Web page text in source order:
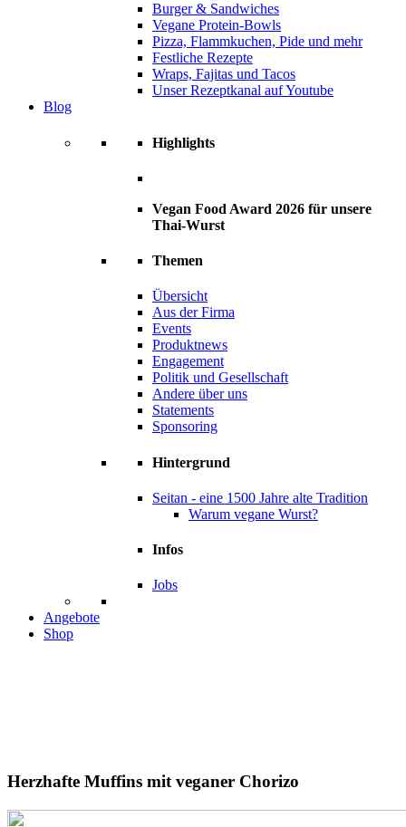
Burger & Sandwiches
Vegane Protein-Bowls
Pizza, Flammkuchen, Pide und mehr
Festliche Rezepte
Wraps, Fajitas und Tacos
Unser Rezeptkanal auf Youtube
Blog
Highlights
Vegan Food Award 2026 für unsere
Thai-Wurst
Themen
Übersicht
Aus der Firma
Events
Produktnews
Engagement
Politik und Gesellschaft
Andere über uns
Statements
Sponsoring
Hintergrund
Seitan - eine 1500 Jahre alte Tradition
Warum vegane Wurst?
Infos
Jobs
Angebote
Shop
Herzhafte Muffins mit veganer Chorizo